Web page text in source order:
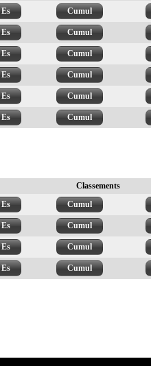
Es Cumul
Es Cumul
Es Cumul
Es Cumul
Es Cumul
Es Cumul
Classements
Es Cumul
Es Cumul
Es Cumul
Es Cumul